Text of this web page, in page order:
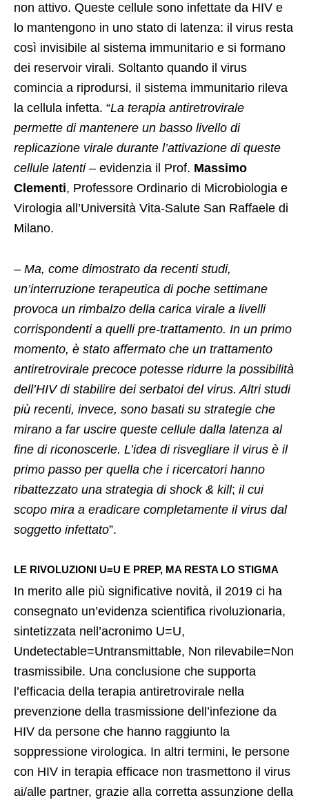
non attivo. Queste cellule sono infettate da HIV e
lo mantengono in uno stato di latenza: il virus resta
così invisibile al sistema immunitario e si formano
dei reservoir virali. Soltanto quando il virus
comincia a riprodursi, il sistema immunitario rileva
la cellula infetta. “La terapia antiretrovirale
permette di mantenere un basso livello di
replicazione virale durante l’attivazione di queste
cellule latenti– evidenzia il Prof. Massimo
Clementi, Professore Ordinario di Microbiologia e
Virologia all’Università Vita-Salute San Raffaele di
Milano.
– Ma, come dimostrato da recenti studi,
un’interruzione terapeutica di poche settimane
provoca un rimbalzo della carica virale a livelli
corrispondenti a quelli pre-trattamento. In un primo
momento, è stato affermato che un trattamento
antiretrovirale precoce potesse ridurre la possibilità
dell’HIV di stabilire dei serbatoi del virus. Altri studi
più recenti, invece, sono basati su strategie che
mirano a far uscire queste cellule dalla latenza al
fine di riconoscerle. L’idea di risvegliare il virus è il
primo passo per quella che i ricercatori hanno
ribattezzato una strategia di shock & kill; il cui
scopo mira a eradicare completamente il virus dal
soggetto infettato”.
LE RIVOLUZIONI U=U E PREP, MA RESTA LO STIGMA
In merito alle più significative novità, il 2019 ci ha
consegnato un’evidenza scientifica rivoluzionaria,
sintetizzata nell’acronimo U=U,
Undetectable=Untransmittable, Non rilevabile=Non
trasmissibile. Una conclusione che supporta
l’efficacia della terapia antiretrovirale nella
prevenzione della trasmissione dell’infezione da
HIV da persone che hanno raggiunto la
soppressione virologica. In altri termini, le persone
con HIV in terapia efficace non trasmettono il virus
ai/alle partner, grazie alla corretta assunzione della